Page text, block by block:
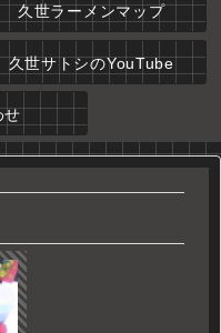
久世ラーメンマップ
久世サトシのYouTube
せ